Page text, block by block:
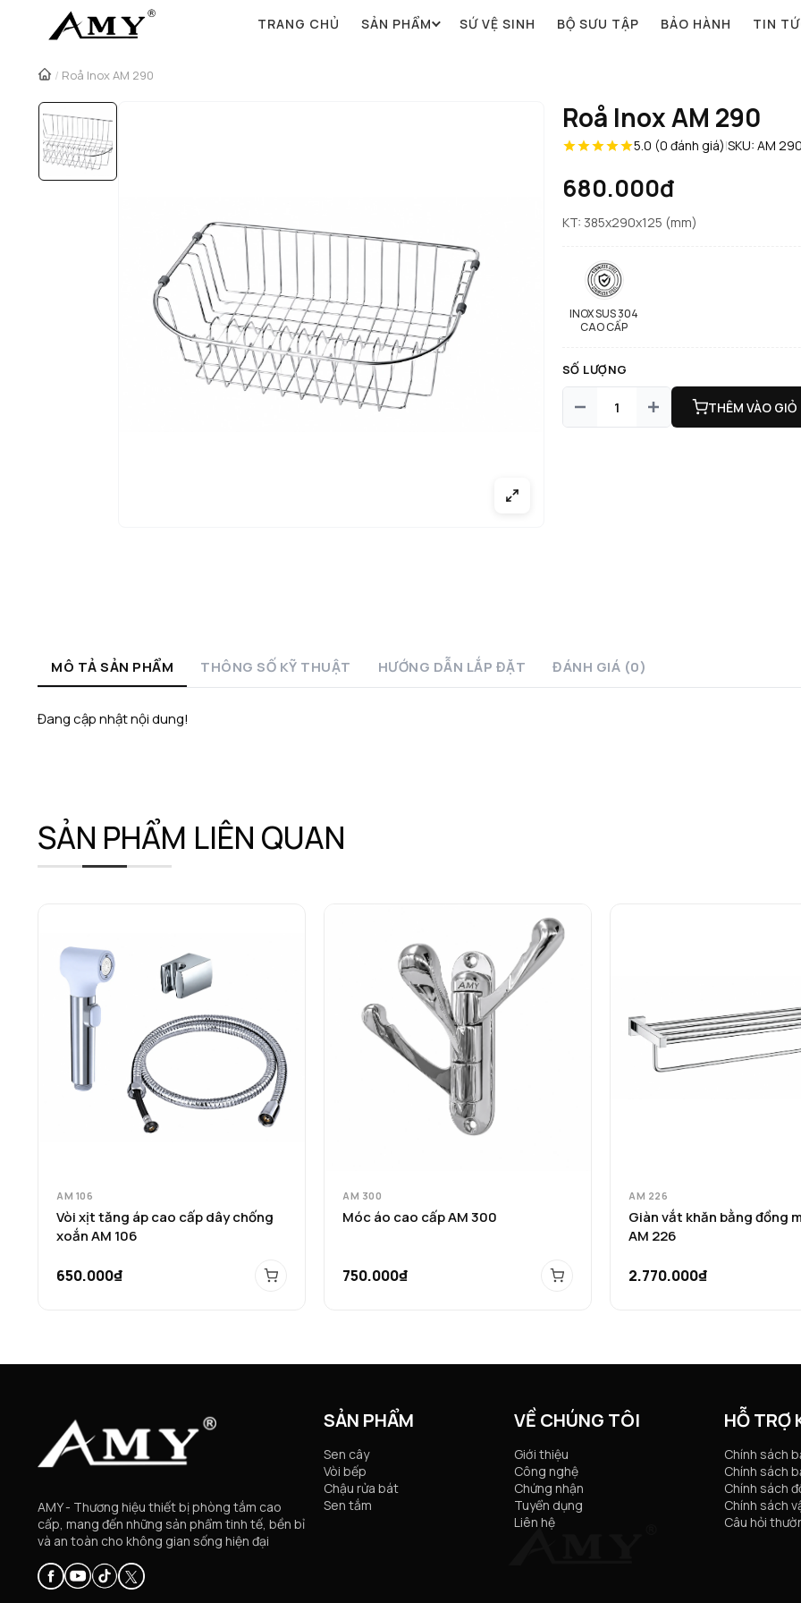
TRANG CHỦ SẢN PHẨM SỨ VỆ SINH BỘ SƯU TẬP BẢO HÀNH TIN
/ Roå Inox AM 290
Roå Inox AM 290
5.0 (0 đánh giá)|SKU: AM 290
680.000đ
KT: 385x290x125 (mm)
INOX SUS 304
CAO CẤP
SỐ LƯỢNG
THÊM VÀO GIỎ
MÔ TẢ SẢN PHẨM THÔNG SỐ KỸ THUẬT HƯỚNG DẪN LẮP ĐẶT ĐÁNH GIÁ (0)
Đang cập nhật nội dung!
SẢN PHẨM LIÊN QUAN
AM 106
Vòi xịt tăng áp cao cấp dây chống
xoắn AM 106
650.000₫
AM 300
Móc áo cao cấp AM 300
750.000₫
AM 226
Giàn vắt khăn bằng đồng
AM 226
2.770.000₫
AMY - Thương hiệu thiết bị phòng tắm cao
cấp, mang đến những sản phẩm tinh tế, bền bỉ
và an toàn cho không gian sống hiện đại
SẢN PHẨM
Sen cây
Vòi bếp
Chậu rửa bát
Sen tắm
VỀ CHÚNG TÔI
Giới thiệu
Công nghệ
Chứng nhận
Tuyển dụng
Liên hệ
HỖ TRỢ
Chính sách
Chính sách
Chính sách
Chính sách
Câu hỏi